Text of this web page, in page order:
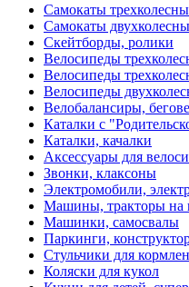
Самокаты
Самокаты
Скейтборды, ролики
Велосипеды
Велосипеды
Велосипеды
Велобалансиры,
Каталки с
Каталки, качалки
Аксессуары для
Звонки, клаксоны
Электромобили,
Машины, тракторы на
Машинки, самосвалы
Паркинги,
Стульчики для
Коляски для кукол